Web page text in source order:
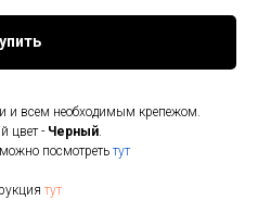
и всем необходимым крепежом.
цвет - Черный.
посмотреть тут
тут